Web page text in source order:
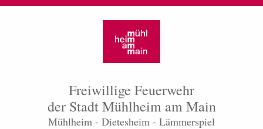
Freiwillige Feuerwehr
der Stadt Mühlheim am Main
Mühlheim - Dietesheim - Lämmerspiel